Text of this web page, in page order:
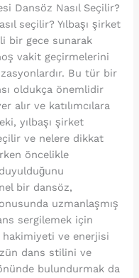
Dansöz Nasıl Seçilir?
seçilir? Yılbaşı şirket
bir gece sunarak
vakit geçirmelerini
Bu tür bir
oldukça önemlidir
alır ve katılımcılara
yılbaşı şirket
ve nelere dikkat
öncelikle
bir dansöz,
uzmanlaşmış
sergilemek için
ve enerjisi
dans stilini ve
bulundurmak da